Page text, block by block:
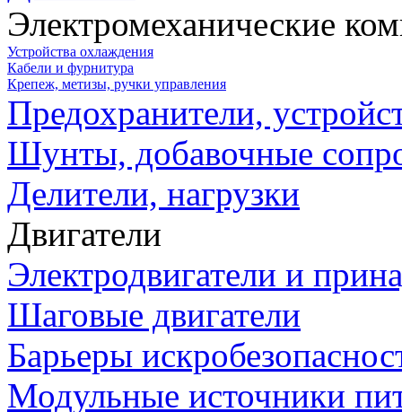
Электромеханические
Устройства охлаждения
Кабели и фурнитура
Крепеж, метизы, ручки управления
Предохранители,
Шунты, добавочные
Делители, нагрузки
Двигатели
Электродвигатели и
Шаговые двигатели
Барьеры
Модульные источники